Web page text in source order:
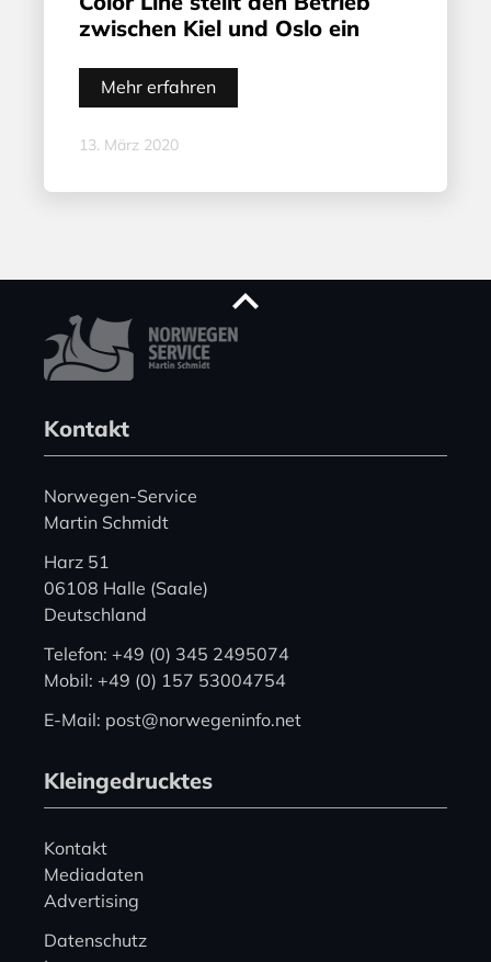
zwischen Kiel und Oslo ein
Mehr erfahren
13. März 2020
Kontakt
Norwegen-Service
Martin Schmidt
Harz 51
06108 Halle (Saale)
Deutschland
Telefon: +49 (0) 345 2495074
Mobil: +49 (0) 157 53004754
E-Mail: post@norwegeninfo.net
Kleingedrucktes
Kontakt
Mediadaten
Advertising
Datenschutz